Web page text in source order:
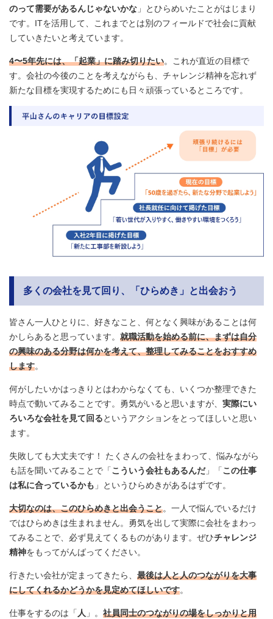
のって需要があるんじゃないかな 」とひらめいたことがはじまり
です。ITを活用して、これまでとは別のフィールドで社会に貢献
していきたいと考えています。
4〜5年先には、「起業」に踏み切りたい。これが直近の目標で
す。会社の今後のことを考えながらも、チャレンジ精神を忘れず
新たな目標を実現するためにも日々頑張っているところです。
多くの会社を見て回り、「ひらめき」と出会おう
皆さん一人ひとりに、好きなこと、何となく興味があることは何
かしらあると思っています。 就職活動を始める前に、まずは自分
の興味のある分野は何かを考えて、整理してみることをおすすめ
します。
何がしたいかはっきりとはわからなくても、いくつか整理できた
時点で動いてみることです。勇気がいると思いますが、 実際にい
ろいろな会社を見て回るというアクションをとってほしいと思い
ます。
失敗しても大丈夫です！ たくさんの会社をまわって、悩みながら
も話を聞いてみることで「こういう会社もあるんだ」「この仕事
は私に合っているかも 」というひらめきがあるはずです。
大切なのは、このひらめきと出会うこと。一人で悩んでいるだけ
ではひらめきは生まれません。勇気を出して実際に会社をまわっ
てみることで、必ず見えてくるものがあります。ぜひチャレンジ
精神をもってがんばってください。
行きたい会社が定まってきたら、 最後は人と人のつながりを大事
にしてくれるかどうかを見定めてほしいです。
仕事をするのは「 人 」。 社員同士のつながりの場をしっかりと用